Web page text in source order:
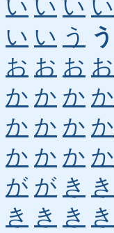
い い い い
い い う う
お お お お
か か か か
か か か か
か か か か
が が き き
き き き き